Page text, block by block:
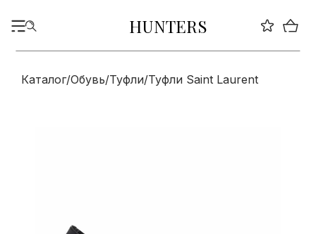
HUNTERS
Каталог/Обувь/Туфли/Туфли Saint Laurent